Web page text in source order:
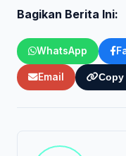
Bagikan Berita Ini:
WhatsApp
Email